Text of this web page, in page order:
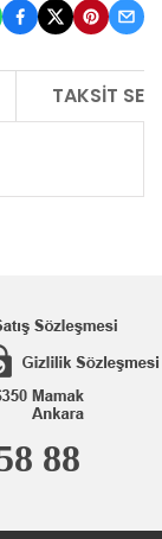
TAKSIT
88